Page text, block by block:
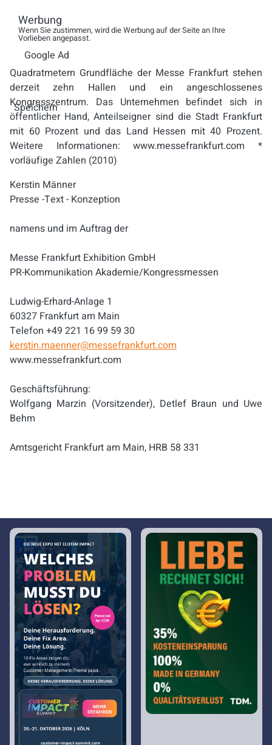
präsent. An über 30 Standorten in der Welt finden
Veranstaltungen "made by Messe Frankfurt" statt. Im Jahr
2010 organisierte die Messe Frankfurt 88 Messen, davon
mehr als die Hälfte im Ausland. Auf den 578.000
Quadratmetern Grundfläche der Messe Frankfurt stehen
derzeit zehn Hallen und ein angeschlossenes
Kongresszentrum. Das Unternehmen befindet sich in
öffentlicher Hand, Anteilseigner sind die Stadt Frankfurt
mit 60 Prozent und das Land Hessen mit 40 Prozent.
Weitere Informationen: www.messefrankfurt.com *
vorläufige Zahlen (2010)
Kerstin Männer
Presse -Text - Konzeption
namens und im Auftrag der
Messe Frankfurt Exhibition GmbH
PR-Kommunikation Akademie/Kongressmessen
Ludwig-Erhard-Anlage 1
60327 Frankfurt am Main
Telefon +49 221 16 99 59 30
kerstin.maenner@messefrankfurt.com
www.messefrankfurt.com
Geschäftsführung:
Wolfgang Marzin (Vorsitzender), Detlef Braun und Uwe
Behm
Amtsgericht Frankfurt am Main, HRB 58 331
Werbung
Wenn Sie zustimmen, wird die Werbung auf der Seite an Ihre
Vorlieben angepasst.
Google Ad
Speichern